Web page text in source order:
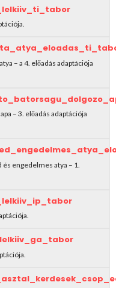
– a 4. előadás adaptációja
– 3. előadás adaptációja
engedelmes atya – 1.